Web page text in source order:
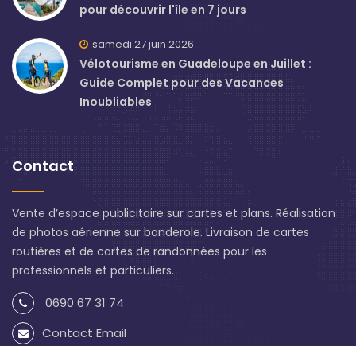
pour découvrir l'île en 7 jours
samedi 27 juin 2026
Vélotourisme en Guadeloupe en Juillet :
Guide Complet pour des Vacances
Inoubliables
Contact
Vente d’espace publicitaire sur cartes et plans. Réalisation
de photos aérienne sur banderole. Livraison de cartes
routières et de cartes de randonnées pour les
professionnels et particuliers.
0690 67 31 74
Contact Email